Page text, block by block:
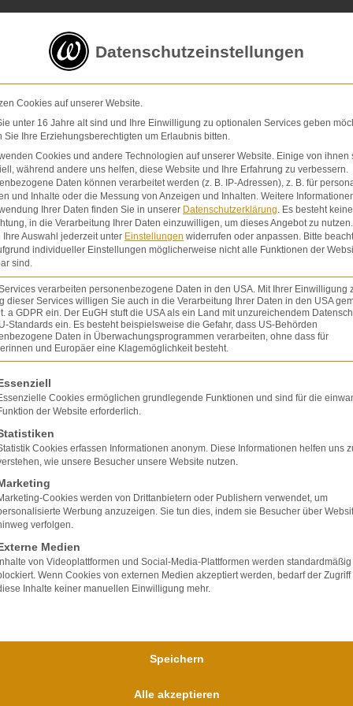
E-Mail
& Schadensersatz
dieTherapieauf. Die Diagnose ist
Die Rechtsprechung ist mit der Annahme
heißt, dass der Arzt bei der
als Behandlungsfehler vorwerfbare
(nicht mehr vertretbare Diagnose).
Diagnoseirrtum (mit völlig unvertretbarer
ausschließlich
verfügen über
Unfallfolgen und
uns im
Datenschutzeinstellungen
Cookies auf unserer Website.
unter 16 Jahre alt sind und Ihre Einwilligung zu optionalen Services geben
Sie Ihre Erziehungsberechtigten um Erlaubnis bitten.
Cookies und andere Technologien auf unserer Website. Einige von ihnen
während andere uns helfen, diese Website und Ihre Erfahrung zu verbessern.
Daten können verarbeitet werden (z. B. IP-Adressen), z. B. für
und Inhalte oder die Messung von Anzeigen und Inhalten. Weitere
Ihrer Daten finden Sie in unserer Datenschutzerklärung. Es besteht keine
in die Verarbeitung Ihrer Daten einzuwilligen, um dieses Angebot zu nutzen.
Ihre Auswahl jederzeit unter Einstellungen widerrufen oder anpassen. Bitte
individueller Einstellungen möglicherweise nicht alle Funktionen der
sind.
verarbeiten personenbezogene Daten in den USA. Mit Ihrer Einwilligung
dieser Services willigen Sie auch in die Verarbeitung Ihrer Daten in den USA
a GDPR ein. Der EuGH stuft die USA als ein Land mit unzureichendem
Standards ein. Es besteht beispielsweise die Gefahr, dass US-Behörden
Daten in Überwachungsprogrammen verarbeiten, ohne dass für
und Europäer eine Klagemöglichkeit besteht.
eine Liste der Service-Gruppen, für die eine
Cookies ermöglichen grundlegende Funktionen und sind für die
der Website erforderlich.
Cookies erfassen Informationen anonym. Diese Informationen helfen uns
wie unsere Besucher unsere Website nutzen.
Cookies werden von Drittanbietern oder Publishern verwendet, um
Werbung anzuzeigen. Sie tun dies, indem sie Besucher über
verfolgen.
Medien
Inhalte von Videoplattformen und Social-Media-Plattformen werden standardmäßig
Wenn Cookies von externen Medien akzeptiert werden, bedarf der Zugriff
Inhalte keiner manuellen Einwilligung mehr.
Speichern
Alle akzeptieren